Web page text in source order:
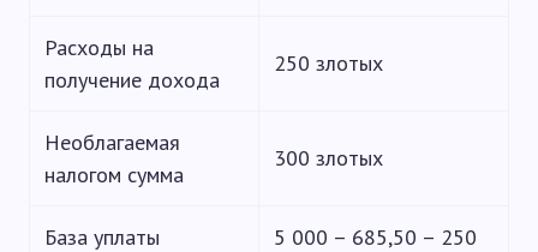
Расходы на
получение дохода
250 злотых
Необлагаемая
налогом сумма
300 злотых
База уплаты
5 000 – 685,50 – 250